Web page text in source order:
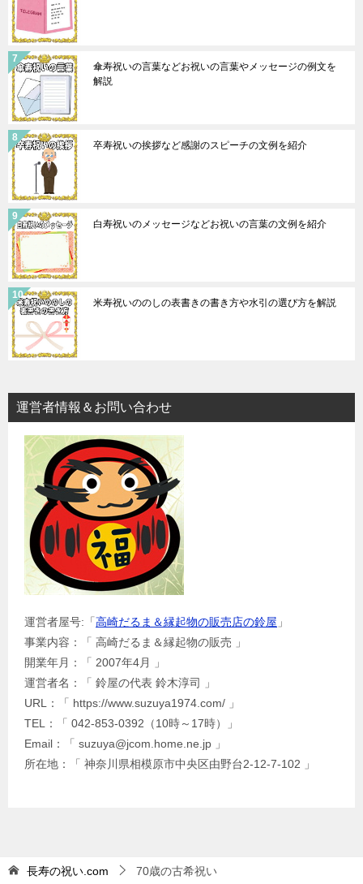
傘寿祝いの言葉などお祝いの言葉やメッセージの例文を
解説
卒寿祝いの挨拶など感謝のスピーチの文例を紹介
白寿祝いのメッセージなどお祝いの言葉の文例を紹介
米寿祝いののしの表書きの書き方や水引の選び方を解説
運営者情報＆お問い合わせ
運営者屋号:「 高崎だるま＆縁起物の販売店の鈴屋 」
事業内容：「 高崎だるま＆縁起物の販売 」
開業年月：「 2007年4月 」
運営者名：「 鈴屋の代表 鈴木淳司 」
URL：「 https://www.suzuya1974.com/ 」
TEL：「 042-853-0392（10時～17時）」
Email：「 suzuya@jcom.home.ne.jp 」
所在地：「 神奈川県相模原市中央区由野台2-12-7-102 」
長寿の祝い.com 70歳の古希祝い